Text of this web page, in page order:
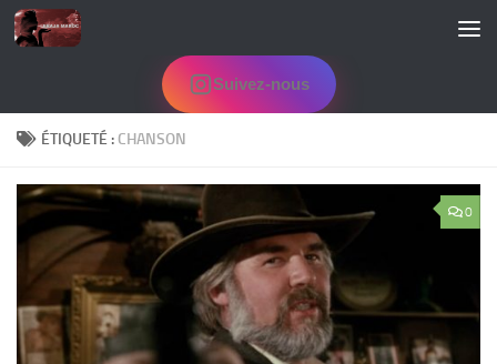
Skip to content
Suivez-nous
ÉTIQUETÉ : CHANSON
0